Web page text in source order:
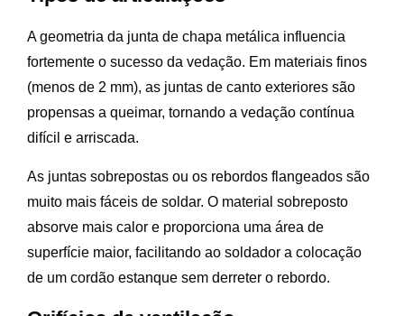
A geometria da junta de chapa metálica influencia
fortemente o sucesso da vedação. Em materiais finos
(menos de 2 mm), as juntas de canto exteriores são
propensas a queimar, tornando a vedação contínua
difícil e arriscada.
As juntas sobrepostas ou os rebordos flangeados são
muito mais fáceis de soldar. O material sobreposto
absorve mais calor e proporciona uma área de
superfície maior, facilitando ao soldador a colocação
de um cordão estanque sem derreter o rebordo.